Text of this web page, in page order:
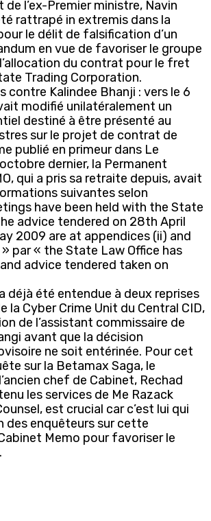
de l’ex-Premier ministre, Navin
rattrapé in extremis dans la
le délit de falsification d’un
en vue de favoriser le groupe
du contrat pour le fret
Trading Corporation.
contre Kalindee Bhanji : vers le 6
modifié unilatéralement un
destiné à être présenté au
sur le projet de contrat de
publié en primeur dans Le
dernier, la Permanent
qui a pris sa retraite depuis, avait
suivantes selon
have been held with the State
advice tendered on 28th April
2009 are at appendices (ii) and
par « the State Law Office has
advice tendered taken on
déjà été entendue à deux reprises
la Cyber Crime Unit du Central CID,
de l’assistant commissaire de
avant que la décision
ne soit entérinée. Pour cet
sur la Betamax Saga, le
chef de Cabinet, Rechad
les services de Me Razack
est crucial car c’est lui qui
des enquêteurs sur cette
Memo pour favoriser le